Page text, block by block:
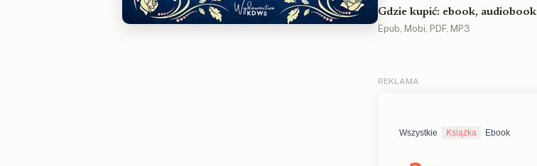
Gdzie kupić: ebook, audiobook
Epub, Mobi, PDF, MP3